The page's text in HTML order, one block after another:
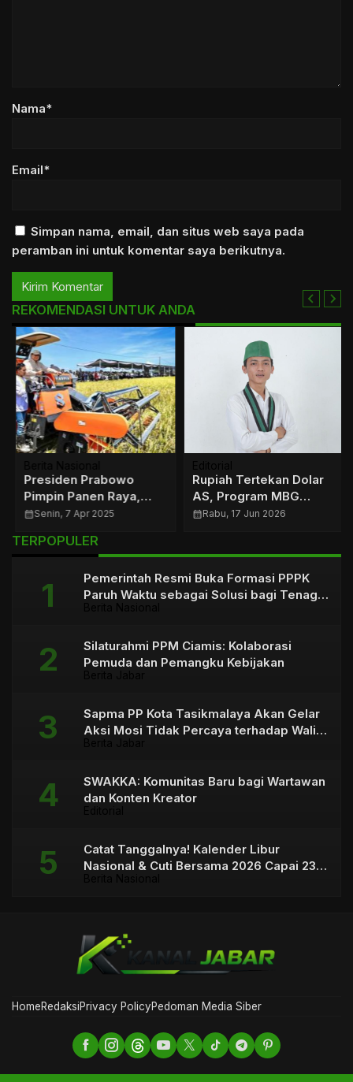
Nama*
Email*
Simpan nama, email, dan situs web saya pada
peramban ini untuk komentar saya berikutnya.
REKOMENDASI UNTUK ANDA
Presiden Prabowo
Pimpin Panen Raya,
Tegaskan Komitmen
calendar_monthSenin, 7 Apr 2025
Rupiah Tertekan Dolar
AS, Program MBG
Dinilai Bebani Ekonomi
calendar_monthRabu, 17 Jun 2026
TERPOPULER
Pemerintah Resmi Buka Formasi PPPK
Paruh Waktu sebagai Solusi bagi Tenaga
Silaturahmi PPM Ciamis: Kolaborasi
Pemuda dan Pemangku Kebijakan
Sapma PP Kota Tasikmalaya Akan Gelar
Aksi Mosi Tidak Percaya terhadap Wali
SWAKKA: Komunitas Baru bagi Wartawan
dan Konten Kreator
Catat Tanggalnya! Kalender Libur
Nasional & Cuti Bersama 2026 Capai 23
HomeRedaksiPrivacy PolicyPedoman Media Siber